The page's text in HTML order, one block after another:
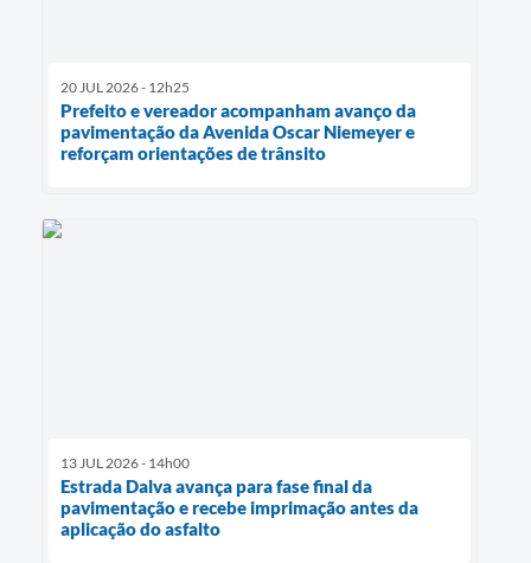
20 JUL 2026 - 12h25
Prefeito e vereador acompanham avanço da
pavimentação da Avenida Oscar Niemeyer e
reforçam orientações de trânsito
13 JUL 2026 - 14h00
Estrada Dalva avança para fase final da
pavimentação e recebe imprimação antes da
aplicação do asfalto